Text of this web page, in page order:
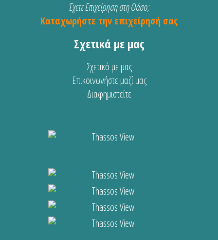
Έχετε Επιχείρηση στη Θάσο;
Καταχωρήστε την επιχείρησή σας
Σχετικά με μας
Σχετικά με μας
Επικοινωνήστε μαζί μας
Διαφημιστείτε